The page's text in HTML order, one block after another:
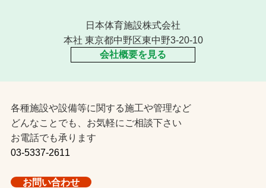
日本体育施設株式会社
本社 東京都中野区東中野3-20-10
会社概要を見る
各種施設や設備等に関する施工や管理など
どんなことでも、お気軽にご相談下さい
お電話でも承ります
03-5337-2611
お問い合わせ